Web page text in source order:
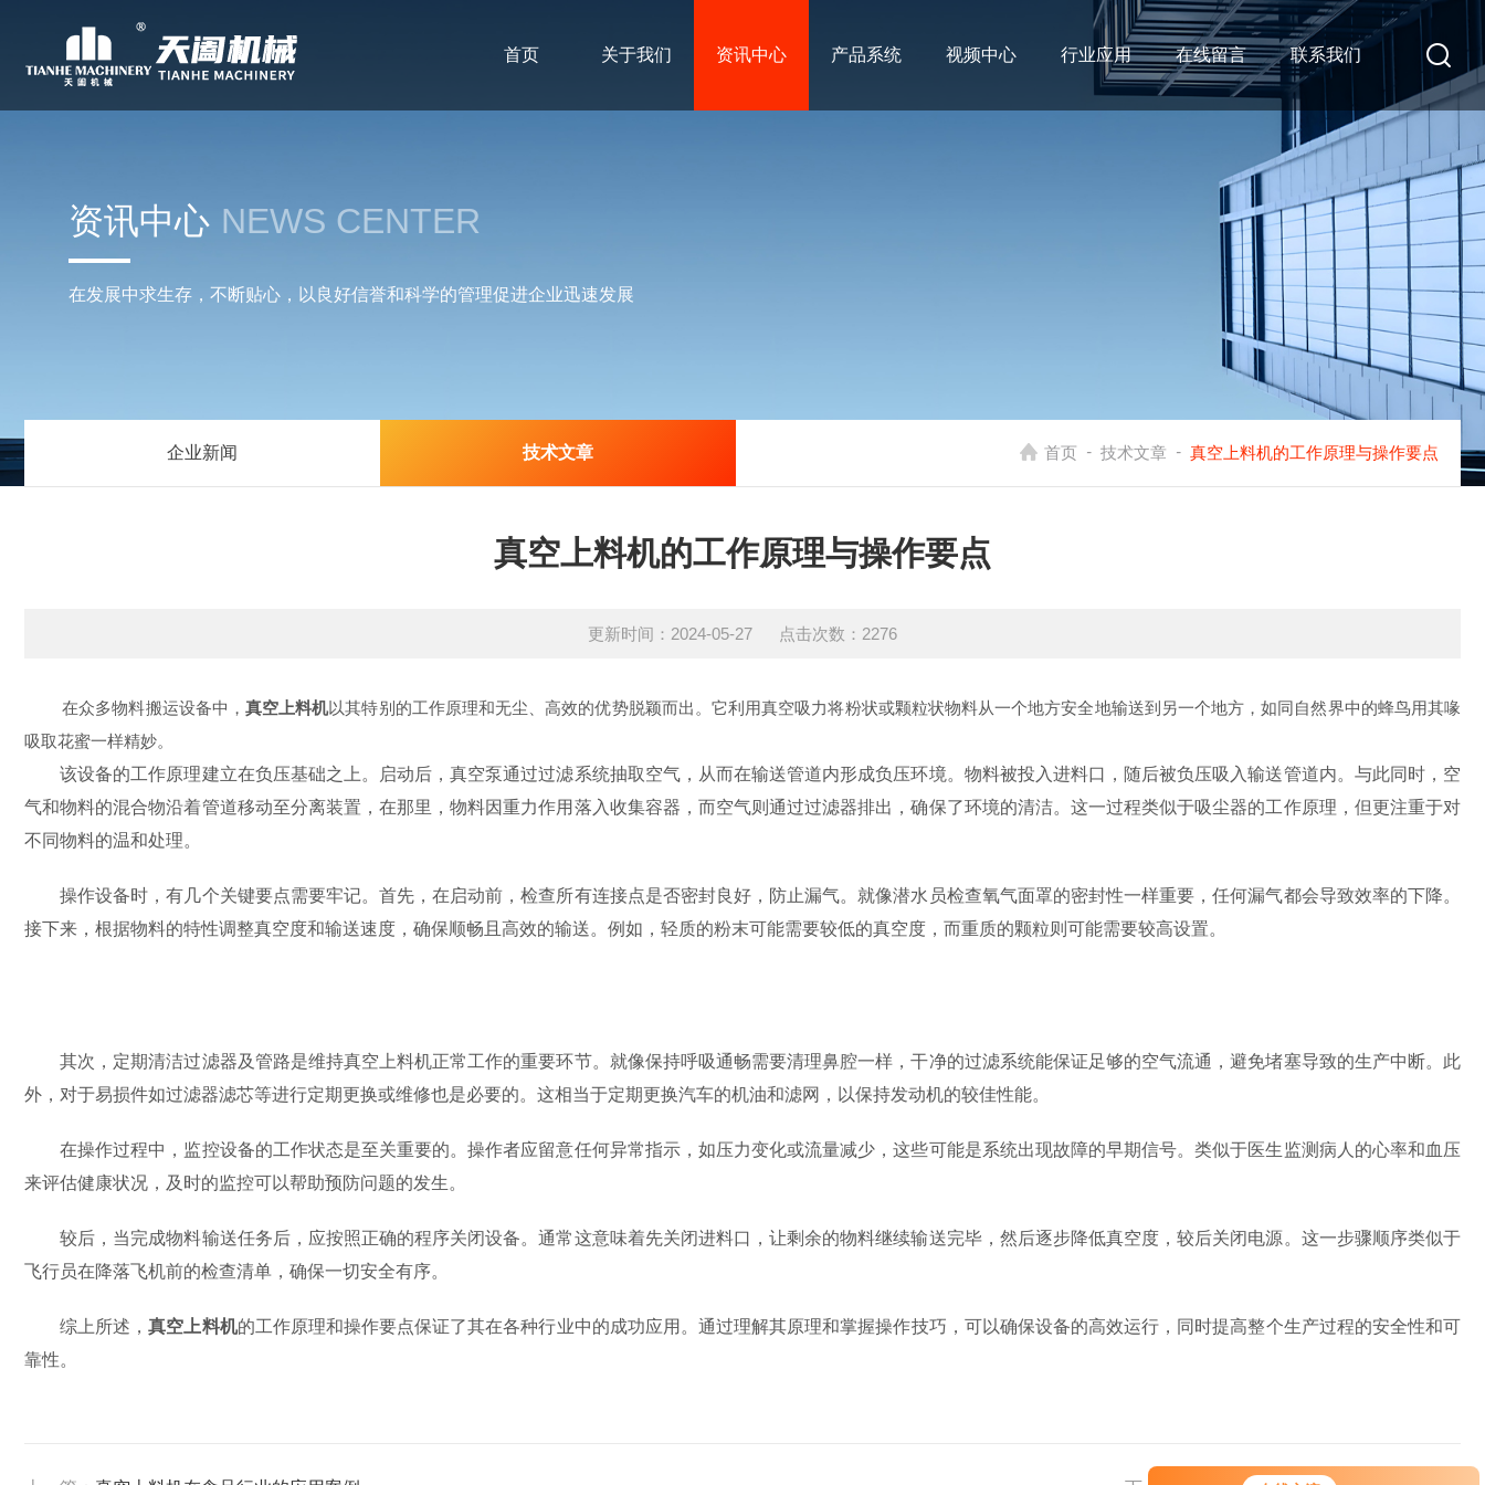
首页 关于我们 资讯中心 产品系统 视频中心 行业应用 在线留言 联系我们
资讯中心 NEWS CENTER
在发展中求生存，不断贴心，以良好信誉和科学的管理促进企业迅速发展
企业新闻 技术文章 首页 - 技术文章 - 真空上料机的工作原理与操作要点
真空上料机的工作原理与操作要点
更新时间：2024-05-27 点击次数：2276
在众多物料搬运设备中， 真空上料机以其特别的工作原理和无尘、高效的优势脱颖而出。它利用真空吸力将粉状或颗粒状物料从一个地方安全地输送到另一个地方，如同自然界中的蜂鸟用其喙
吸取花蜜一样精妙。
该设备的工作原理建立在负压基础之上。启动后，真空泵通过过滤系统抽取空气，从而在输送管道内形成负压环境。物料被投入进料口，随后被负压吸入输送管道内。与此同时，空
气和物料的混合物沿着管道移动至分离装置，在那里，物料因重力作用落入收集容器，而空气则通过过滤器排出，确保了环境的清洁。这一过程类似于吸尘器的工作原理，但更注重于对
不同物料的温和处理。
操作设备时，有几个关键要点需要牢记。首先，在启动前，检查所有连接点是否密封良好，防止漏气。就像潜水员检查氧气面罩的密封性一样重要，任何漏气都会导致效率的下降。
接下来，根据物料的特性调整真空度和输送速度，确保顺畅且高效的输送。例如，轻质的粉末可能需要较低的真空度，而重质的颗粒则可能需要较高设置。
其次，定期清洁过滤器及管路是维持真空上料机正常工作的重要环节。就像保持呼吸通畅需要清理鼻腔一样，干净的过滤系统能保证足够的空气流通，避免堵塞导致的生产中断。此
外，对于易损件如过滤器滤芯等进行定期更换或维修也是必要的。这相当于定期更换汽车的机油和滤网，以保持发动机的较佳性能。
在操作过程中，监控设备的工作状态是至关重要的。操作者应留意任何异常指示，如压力变化或流量减少，这些可能是系统出现故障的早期信号。类似于医生监测病人的心率和血压
来评估健康状况，及时的监控可以帮助预防问题的发生。
较后，当完成物料输送任务后，应按照正确的程序关闭设备。通常这意味着先关闭进料口，让剩余的物料继续输送完毕，然后逐步降低真空度，较后关闭电源。这一步骤顺序类似于
飞行员在降落飞机前的检查清单，确保一切安全有序。
综上所述，真空上料机的工作原理和操作要点保证了其在各种行业中的成功应用。通过理解其原理和掌握操作技巧，可以确保设备的高效运行，同时提高整个生产过程的安全性和可
靠性。